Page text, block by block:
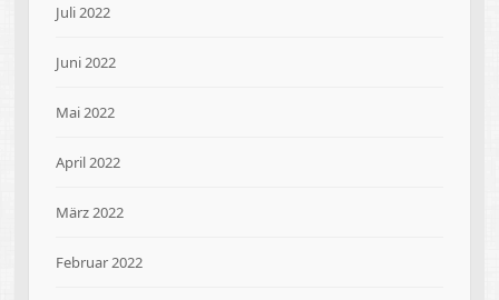
Juli 2022
Juni 2022
Mai 2022
April 2022
März 2022
Februar 2022